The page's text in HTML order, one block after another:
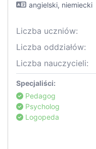
angielski, niemiecki
Liczba uczniów:
Liczba oddziałów:
Liczba nauczycieli:
Specjaliści:
Pedagog
Psycholog
Logopeda